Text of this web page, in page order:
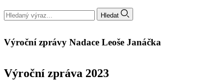
Hledat
Výroční zprávy Nadace Leoše Janáčka
Výroční zpráva 2023